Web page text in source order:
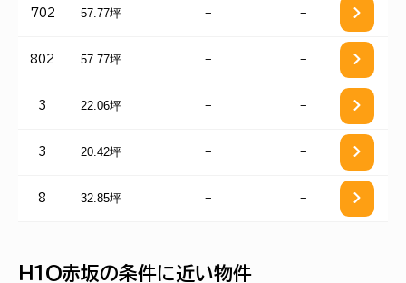
702 57.77坪 − −
802 57.77坪 − −
3 22.06坪 − −
3 20.42坪 − −
8 32.85坪 − −
Ｈ１Ｏ赤坂の条件に近い物件